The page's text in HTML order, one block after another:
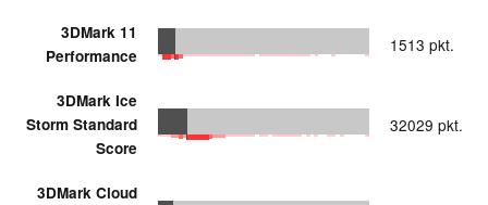
3DMark 11
Performance
1513 pkt.
3DMark Ice
Storm Standard
Score
32029 pkt.
3DMark Cloud